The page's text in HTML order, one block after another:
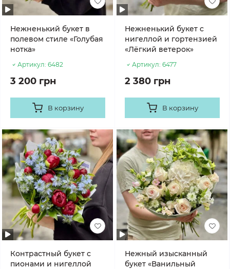
Нежненький букет в
полевом стиле «Голубая
нотка»
Артикул: 6482
3 200 грн
В корзину
Нежненький букет с
нигеллой и гортензией
«Лёгкий ветерок»
Артикул: 6477
2 380 грн
В корзину
Контрастный букет с
пионами и нигеллой
Нежный изысканный
букет «Ванильный